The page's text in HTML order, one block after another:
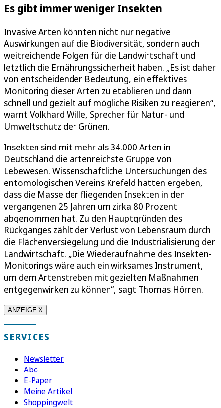
Es gibt immer weniger Insekten
Invasive Arten könnten nicht nur negative
Auswirkungen auf die Biodiversität, sondern auch
weitreichende Folgen für die Landwirtschaft und
letztlich die Ernährungssicherheit haben. „Es ist daher
von entscheidender Bedeutung, ein effektives
Monitoring dieser Arten zu etablieren und dann
schnell und gezielt auf mögliche Risiken zu reagieren“,
warnt Volkhard Wille, Sprecher für Natur- und
Umweltschutz der Grünen.
Insekten sind mit mehr als 34.000 Arten in
Deutschland die artenreichste Gruppe von
Lebewesen. Wissenschaftliche Untersuchungen des
entomologischen Vereins Krefeld hatten ergeben,
dass die Masse der fliegenden Insekten in den
vergangenen 25 Jahren um zirka 80 Prozent
abgenommen hat. Zu den Hauptgründen des
Rückganges zählt der Verlust von Lebensraum durch
die Flächenversiegelung und die Industrialisierung der
Landwirtschaft. „Die Wiederaufnahme des Insekten-
Monitorings wäre auch ein wirksames Instrument,
um dem Artenstreben mit gezielten Maßnahmen
entgegenwirken zu können“, sagt Thomas Hörren.
ANZEIGE X
SERVICES
Newsletter
Abo
E-Paper
Meine Artikel
Shoppingwelt